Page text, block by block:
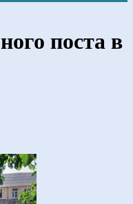
поста в